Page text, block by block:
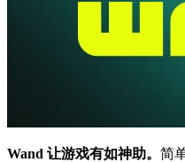
Wand 让游戏有如神助。 简